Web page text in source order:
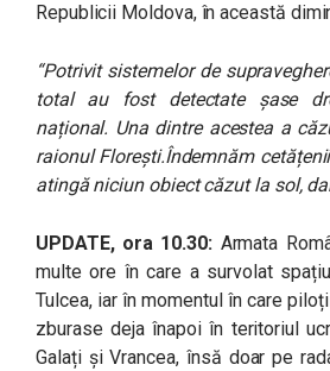
Republicii Moldova, în această
“Potrivit sistemelor de
total au fost detectate șase
național. Una dintre acestea a
raionul Florești.Îndemnăm
atingă niciun obiect căzut la sol,
UPDATE, ora 10.30: Armata
multe ore în care a survolat
Tulcea, iar în momentul în care
zburase deja înapoi în teritoriul
Galați și Vrancea, însă doar pe